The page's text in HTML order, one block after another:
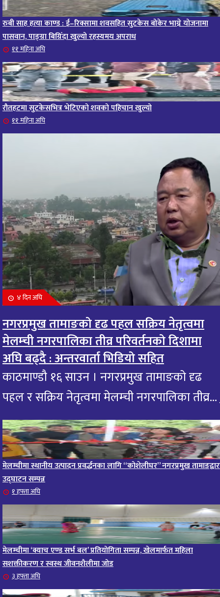
रुबी साह हत्या काण्ड : ई–रिक्सामा शवसहित सुटकेस बोकेर भाग्ने योजनामा
पासवान, पाङ्ग्रा बिग्रिँदा खुल्यो रहस्यमय अपराध
११ महिना अघि
रौतहटमा सुटकेसभित्र भेटिएको शवको पहिचान खुल्यो
११ महिना अघि
४ दिन अघि
नगरप्रमुख तामाङको दृढ पहल सक्रिय नेतृत्वमा
मेलम्ची नगरपालिका तीव्र परिवर्तनको दिशामा
अघि बढ्दै : अन्तरवार्ता भिडियो सहित
काठमाण्डौ १६ साउन । नगरप्रमुख तामाङको दृढ
पहल र सक्रिय नेतृत्वमा मेलम्ची नगरपालिका तीव्र...
मेलम्चीमा स्थानीय उत्पादन प्रवर्द्धनका लागि “कोशेलीघर” नगरप्रमुख
उद्घाटन सम्पन्न
१ हफ्ता अघि
मेलम्चीमा ‘क्याच एण्ड सर्भ बल’ प्रतियोगिता सम्पन्न, खेलमार्फत महिला
सशक्तीकरण र स्वस्थ जीवनशैलीमा जोड
३ हफ्ता अघि